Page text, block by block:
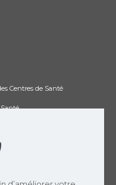
Centres de Santé